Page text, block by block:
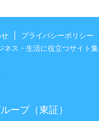
プライバシーポリシー
ネス・生活に役立つサイト集
ープ（東証）